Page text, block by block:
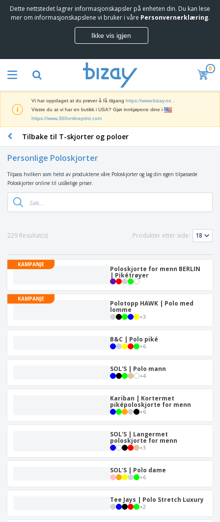
Dette nettstedet lagrer informasjonskapsler på enheten din. Du kan lese
mer om informasjonskapslene vi bruker i våre Personvernerklæring.
Ikke vis igjen
0
Vi har oppdaget at du prøver å få tilgang https://www.bizay.no
Visste du at vi har en butikk i USA? Gjør innkjøpene dine i
https://www.360onlineprint.com
Tilbake til T-skjorter og poloer
Personlige Poloskjorter
Tilpass hvilken som helst av produktene våre Poloskjorter og lag din egen tilpassede
Poloskjorter online til uslåelige priser.
229 Resultat(s) Produkter etter side:
KAMPANJE
Poloskjorte for menn BERLIN
| Pikétrøyer
KAMPANJE
Polotopp HAWK | Polo med
lomme
+3
B&C | Polo piké
+6
SOL'S | Polo mann
+4
Kariban | Kortermet
piképoloskjorte for menn
+6
SOL'S | Langermet
poloskjorte for menn
+3
SOL'S | Polo dame
+6
Tee Jays | Polo Stretch Luxury
+2